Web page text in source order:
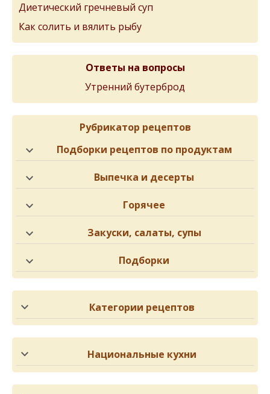
Диетический гречневый суп
Как солить и вялить рыбу
Ответы на вопросы
Утренний бутерброд
Рубрикатор рецептов
Подборки рецептов по продуктам
Выпечка и десерты
Горячее
Закуски, салаты, супы
Подборки
Категории рецептов
Национальные кухни